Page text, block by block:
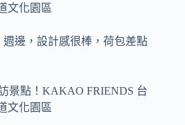
邊，設計感很棒，荷包差點